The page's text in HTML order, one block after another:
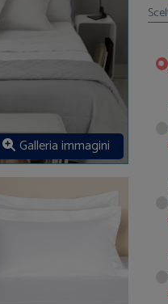
Galleria immagini